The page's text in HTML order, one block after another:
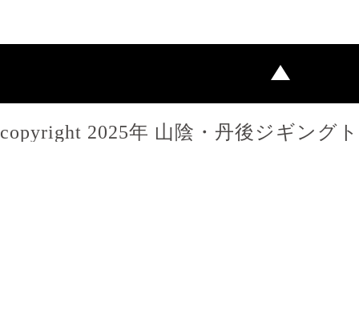
copyright 2025年 山陰・丹後ジギング